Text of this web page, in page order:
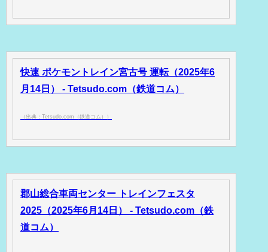
快速 ポケモントレイン宮古号 運転（2025年6
月14日） - Tetsudo.com（鉄道コム）
（出典：Tetsudo.com（鉄道コム））
郡山総合車両センター トレインフェスタ
2025（2025年6月14日） - Tetsudo.com（鉄
道コム）